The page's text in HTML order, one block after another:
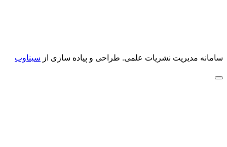
سامانه مدیریت نشریات علمی. طراحی و پیاده سازی از سیناوب